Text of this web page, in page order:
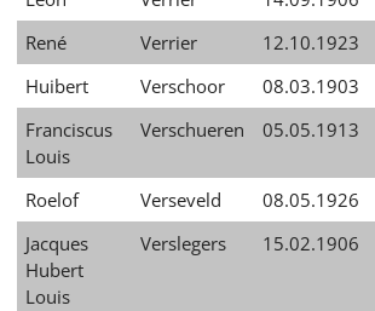
René
Verrier 12.10.1923
Huibert
Verschoor 08.03.1903
Franciscus
Louis
Verschueren 05.05.1913
Roelof Verseveld 08.05.1926
Jacques
Hubert
Louis
Verslegers 15.02.1906